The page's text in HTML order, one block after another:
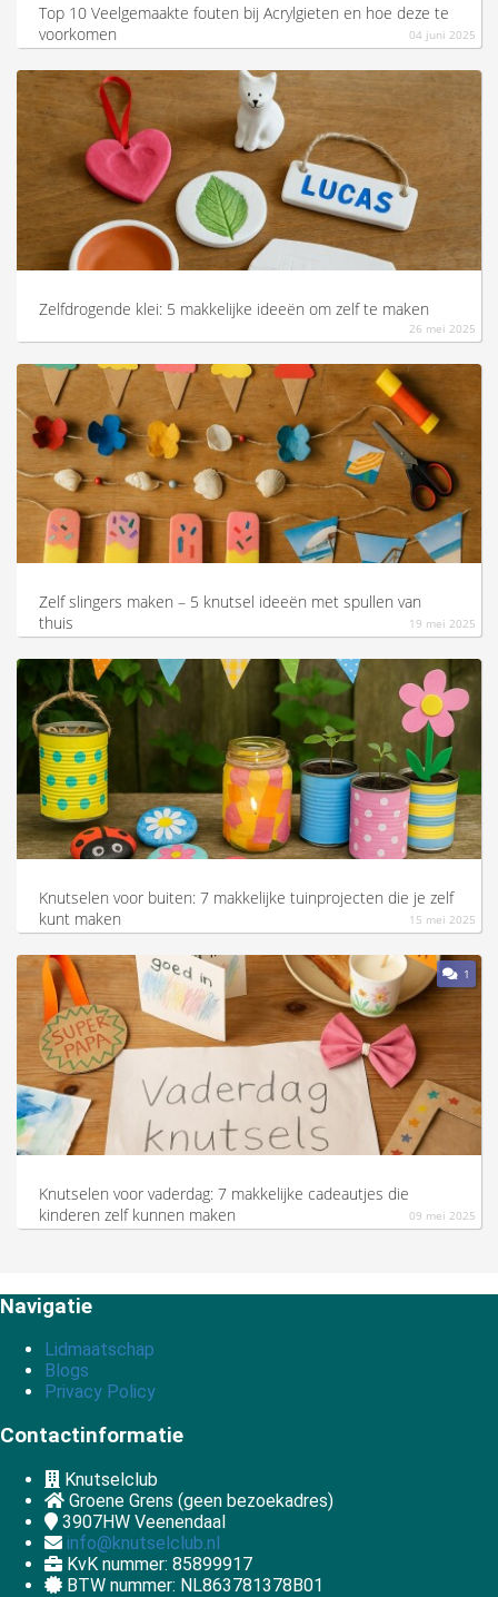
Top 10 Veelgemaakte fouten bij Acrylgieten en hoe deze te
voorkomen
04 juni 2025
Zelfdrogende klei: 5 makkelijke ideeën om zelf te maken
26 mei 2025
Zelf slingers maken – 5 knutsel ideeën met spullen van
thuis
19 mei 2025
Knutselen voor buiten: 7 makkelijke tuinprojecten die je zelf
kunt maken
15 mei 2025
1
Knutselen voor vaderdag: 7 makkelijke cadeautjes die
kinderen zelf kunnen maken
09 mei 2025
Navigatie
Lidmaatschap
Blogs
Privacy Policy
Contactinformatie
Knutselclub
Groene Grens (geen bezoekadres)
3907HW Veenendaal
info@knutselclub.nl
KvK nummer: 85899917
BTW nummer: NL863781378B01